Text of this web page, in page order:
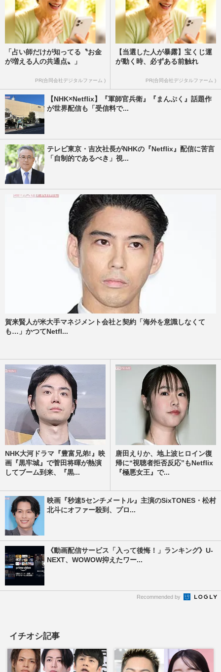
「占い師だけが知ってる〝お金
が増える人の共通点〟」
PR(合同会社デジタルファーム )
【当選した人が暴露】宝くじ運
が動く時、必ずある前触れ
PR(合同会社デジタルファーム )
【NHK×Netflix】『軍師官兵衛』『まんぷく』話題作
が世界配信も「受信料で...
テレビ東京・吉次社長がNHKの『Netflix』配信に苦言
「自制的であるべき」視...
賀来賢人が米大手マネジメント会社と契約「海外を意識しなくて
も…」かつてNetfl...
NHK大河ドラマ『豊富兄弟!』映
画『黒牢城』で菅田将暉が熱演
してブーム到来、『黒...
唐田えりか、地上波ヒロイン復
帰に“視聴者拒否反応”もNetflix
『極悪女王』で...
映画『秒速5センチメートル』主演のSixTONES・松村
北斗にオファー殺到、プロ...
《動画配信サービス「入って後悔！」ランキング》U-
NEXT、WOWOW抑えたワー...
Recommended by
イチオシ記事